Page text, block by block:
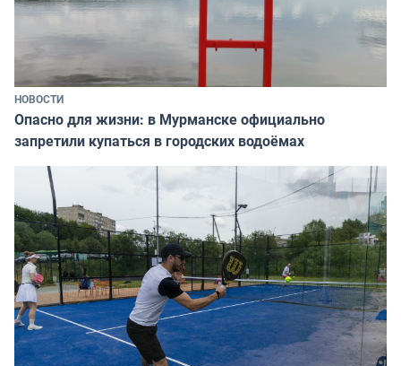
НОВОСТИ
Опасно для жизни: в Мурманске официально
запретили купаться в городских водоёмах